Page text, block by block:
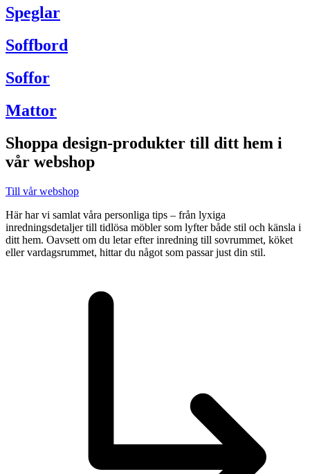
Speglar
Soffbord
Soffor
Mattor
Shoppa design-produkter till ditt hem i
vår webshop
Till vår webshop
Här har vi samlat våra personliga tips – från lyxiga
inredningsdetaljer till tidlösa möbler som lyfter både stil och känsla i
ditt hem. Oavsett om du letar efter inredning till sovrummet, köket
eller vardagsrummet, hittar du något som passar just din stil.